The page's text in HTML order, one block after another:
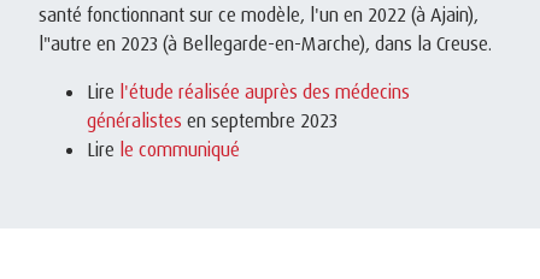
santé fonctionnant sur ce modèle, l'un en 2022 (à Ajain),
l"autre en 2023 (à Bellegarde-en-Marche), dans la Creuse.
Lire l'étude réalisée auprès des médecins
généralistes en septembre 2023
Lire le communiqué